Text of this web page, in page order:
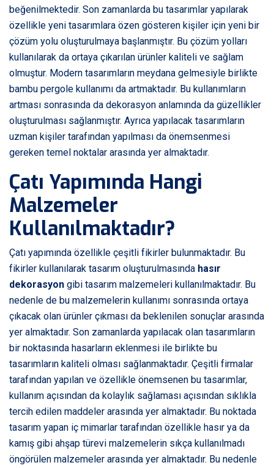
beğenilmektedir. Son zamanlarda bu tasarımlar yapılarak
özellikle yeni tasarımlara özen gösteren kişiler için yeni bir
çözüm yolu oluşturulmaya başlanmıştır. Bu çözüm yolları
kullanılarak da ortaya çıkarılan ürünler kaliteli ve sağlam
olmuştur. Modern tasarımların meydana gelmesiyle birlikte
bambu pergole kullanımı da artmaktadır. Bu kullanımların
artması sonrasında da dekorasyon anlamında da güzellikler
oluşturulması sağlanmıştır. Ayrıca yapılacak tasarımların
uzman kişiler tarafından yapılması da önemsenmesi
gereken temel noktalar arasında yer almaktadır.
Çatı Yapımında Hangi
Malzemeler
Kullanılmaktadır?
Çatı yapımında özellikle çeşitli fikirler bulunmaktadır. Bu
fikirler kullanılarak tasarım oluşturulmasında hasır
dekorasyon gibi tasarım malzemeleri kullanılmaktadır. Bu
nedenle de bu malzemelerin kullanımı sonrasında ortaya
çıkacak olan ürünler çıkması da beklenilen sonuçlar arasında
yer almaktadır. Son zamanlarda yapılacak olan tasarımların
bir noktasında hasarların eklenmesi ile birlikte bu
tasarımların kaliteli olması sağlanmaktadır. Çeşitli firmalar
tarafından yapılan ve özellikle önemsenen bu tasarımlar,
kullanım açısından da kolaylık sağlaması açısından sıklıkla
tercih edilen maddeler arasında yer almaktadır. Bu noktada
tasarım yapan iç mimarlar tarafından özellikle hasır ya da
kamış gibi ahşap türevi malzemelerin sıkça kullanılmadı
öngörülen malzemeler arasında yer almaktadır. Bu nedenle